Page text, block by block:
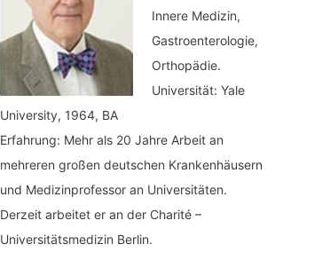
Innere Medizin,
Gastroenterologie,
Orthopädie.
Universität: Yale
University, 1964, BA
Erfahrung: Mehr als 20 Jahre Arbeit an
mehreren großen deutschen Krankenhäusern
und Medizinprofessor an Universitäten.
Derzeit arbeitet er an der Charité –
Universitätsmedizin Berlin.